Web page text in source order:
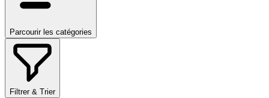
Parcourir les catégories
Filtrer & Trier